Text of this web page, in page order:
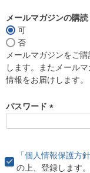
メールマガジンの購読
可
否
メールマガジンをご
します。またメール
情報をお届けします。
パスワード
)
「個人情報保護方
の上、登録します